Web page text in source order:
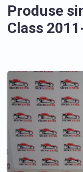
Produse
Class